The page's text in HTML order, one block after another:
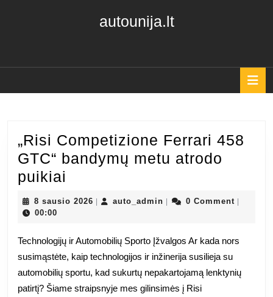
autounija.lt
„Risi Competizione Ferrari 458
GTC“ bandymų metu atrodo
puikiai
Competizione
GTC“
bandymų
metu
8 sausio 2026 8
auto_admin auto_admin
0 Comment
00:00
Technologijų ir Automobilių Sporto Įžvalgos Ar kada nors
susimąstėte, kaip technologijos ir inžinerija susilieja su
automobilių sportu, kad sukurtų nepakartojamą lenktynių
patirtį? Šiame straipsnyje mes gilinsimės į Risi